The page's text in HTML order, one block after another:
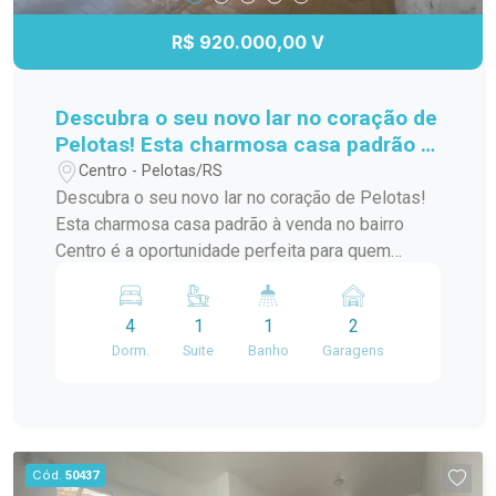
R$ 920.000,00 V
Descubra o seu novo lar no coração de
Pelotas! Esta charmosa casa padrão à
venda no bairro Centro é a
oportunidade perfeita para quem
busca conforto e praticidade. Com
uma localização privilegiada, você
comodidades,
Centro - Pelotas/RS
Descubra o seu novo lar no coração de Pelotas!
Esta charmosa casa padrão à venda no bairro
Centro é a oportunidade perfeita para quem
localização privilegiada, você estará a poucos
passos de diversas comodidades, como
supermercados, restaurantes, lojas e escolas. A
iluminados, proporcionando um ambiente
acolhedor. A sala de estar é ideal para receber
4
Dorm.
1
Suite
1
Banho
2
Garagens
Cód. 50437